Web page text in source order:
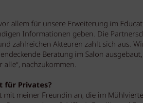
allem für unsere Erweiterung im
Informationen geben. Die
zahlreichen Akteuren zahlt sich aus.
Beratung im Salon
nachzukommen.
für Privates?
meiner Freundin an, die im